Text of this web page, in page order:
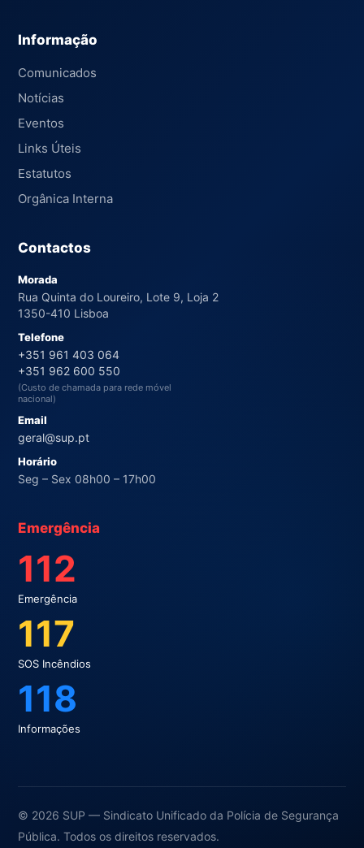
Informação
Comunicados
Notícias
Eventos
Links Úteis
Estatutos
Orgânica Interna
Contactos
Morada
Rua Quinta do Loureiro, Lote 9, Loja 2
1350-410 Lisboa
Telefone
+351 961 403 064
+351 962 600 550
(Custo de chamada para rede móvel
nacional)
Email
geral@sup.pt
Horário
Seg – Sex 08h00 – 17h00
Emergência
112
Emergência
117
SOS Incêndios
118
Informações
© 2026 SUP — Sindicato Unificado da Polícia de Segurança
Pública. Todos os direitos reservados.